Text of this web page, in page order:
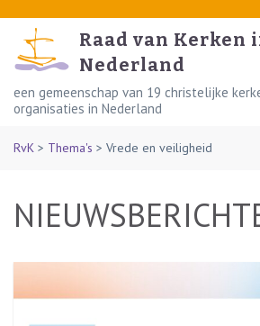
content
(Press
Enter)
Raad van Kerken
Nederland
een gemeenschap van 19 christelijke
organisaties in Nederland
RvK > Thema's > Vrede en veiligheid